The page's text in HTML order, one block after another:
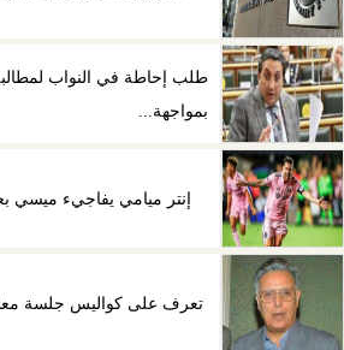
طلب إحاطة في النواب
بمواجهة...
إنتر ميامي يفاجيء ميسي
تعرف على كواليس جلسة